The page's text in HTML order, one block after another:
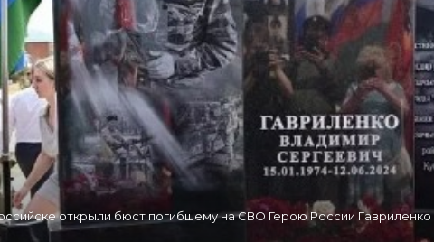
открыли бюст погибшему на СВО Герою России Гавриленко